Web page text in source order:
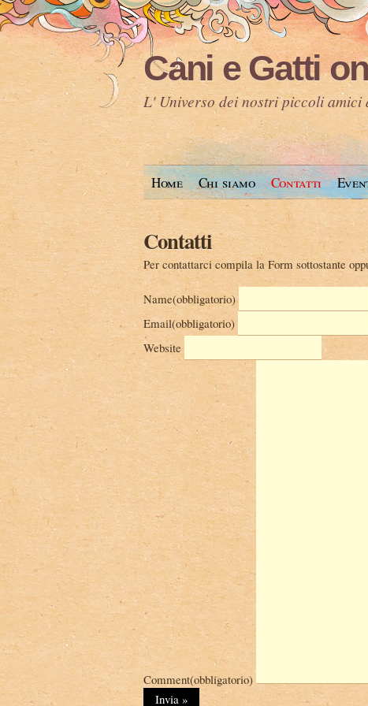
Cani e Gatti
L' Universo dei nostri piccoli amici
Home Chi siamo Contatti
Contatti
Per contattarci compila la Form sottostante
Name(obbligatorio)
Email(obbligatorio)
Website
Comment(obbligatorio)